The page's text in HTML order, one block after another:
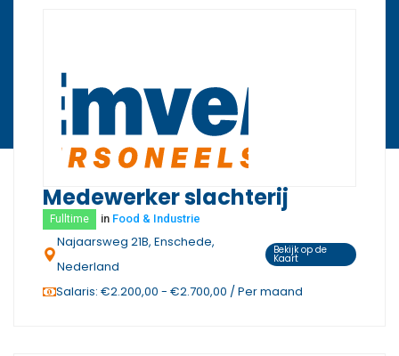
Medewerker slachterij
Fulltime in Food & Industrie
Najaarsweg 21B, Enschede,
Nederland
Bekijk op de
Kaart
Salaris: €2.200,00 - €2.700,00 / Per maand